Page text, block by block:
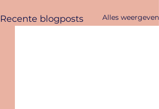
Recente blogposts Alles weergeven